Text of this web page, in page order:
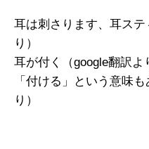
耳は刺さります、耳ステ
り）
耳が付く（google翻訳
「付ける」という意味
り）